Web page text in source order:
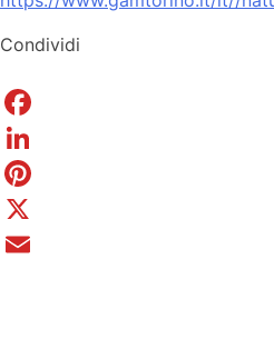
Condividi
Facebook
LinkedIn
Pinterest
X